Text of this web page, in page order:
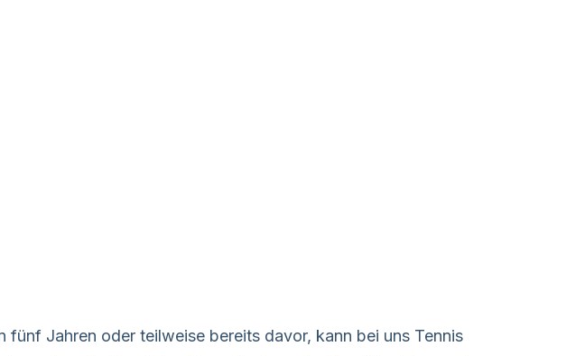
fünf Jahren oder teilweise bereits davor, kann bei uns Tennis